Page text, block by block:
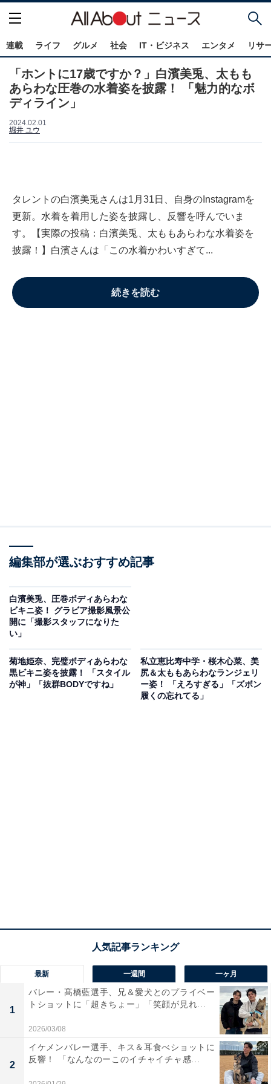
連載 ライフ グルメ 社会 IT・ビジネス エンタメ リサ
「ホントに17歳ですか？」白濱美兎、太もも
あらわな圧巻の水着姿を披露！ 「魅力的なボ
ディライン」
2024.02.01
堀井 ユウ
タレントの白濱美兎さんは1月31日、自身のInstagramを
更新。水着を着用した姿を披露し、反響を呼んでいま
す。【実際の投稿：白濱美兎、太ももあらわな水着姿を
披露！】白濱さんは「この水着かわいすぎて...
続きを読む
編集部が選ぶおすすめ記事
白濱美兎、圧巻ボディあらわな
ビキニ姿！ グラビア撮影風景公
開に「撮影スタッフになりた
い」
菊地姫奈、完璧ボディあらわな
黒ビキニ姿を披露！ 「スタイル
が神」「抜群BODYですね」
私立恵比寿中学・桜木心菜、美
尻＆太ももあらわなランジェリ
ー姿！ 「えろすぎる」「ズボン
履くの忘れてる」
最新 一週間 一ヶ月
1
バレー・髙橋藍選手、兄＆愛犬とのプライベー
トショットに「超きちょー」「笑顔が見れ...
2026/03/08
2
イケメンバレー選手、キス＆耳食べショットに
反響！ 「なんなのーこのイチャイチャ感...